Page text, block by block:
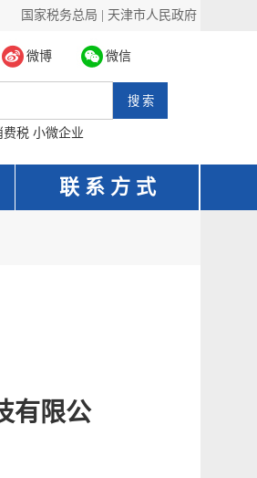
国家税务总局 天津市人民政府
微博 微信
费税 小微企业
联 系 方 式
有限公